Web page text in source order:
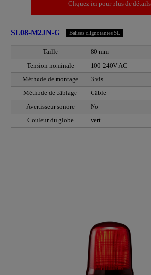
Cliquez ici pour plus de détails
SL08-M2JN-G Balises clignotantes SL
Taille
80 mm
Tension nominale
100-240V AC
Méthode de montage
3 vis
Méthode de câblage
Câble
Avertisseur sonore
No
Couleur du globe
vert